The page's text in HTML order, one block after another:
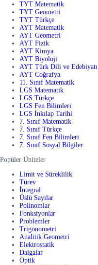
TYT Matematik
TYT Geometri
TYT Türkçe
AYT Matematik
AYT Geometri
AYT Fizik
AYT Kimya
AYT Biyoloji
AYT Türk Dili ve Edebiyatı
AYT Coğrafya
11. Sınıf Matematik
LGS Matematik
LGS Türkçe
LGS Fen Bilimleri
LGS İnkılap Tarihi
7. Sınıf Matematik
7. Sınıf Türkçe
7. Sınıf Fen Bilimleri
7. Sınıf Sosyal Bilgiler
Popüler Üniteler
Limit ve Süreklilik
Türev
İntegral
Üslü Sayılar
Polinomlar
Fonksiyonlar
Problemler
Trigonometri
Analitik Geometri
Elektrostatik
Dalgalar
Optik